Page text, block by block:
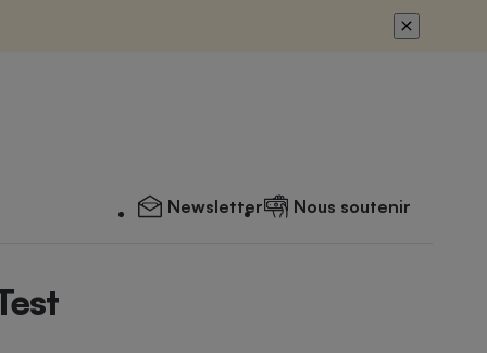
Newsletter Nous soutenir